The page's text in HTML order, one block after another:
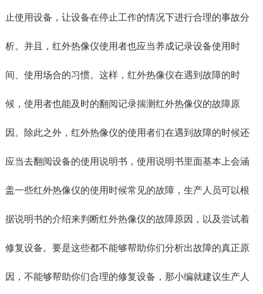
止使用设备，让设备在停止工作的情况下进行合理的事故分
析。并且，红外热像仪使用者也应当养成记录设备使用时
间、使用场合的习惯。这样，红外热像仪在遇到故障的时
候，使用者也能及时的翻阅记录揣测红外热像仪的故障原
因。除此之外，红外热像仪的使用者们在遇到故障的时候还
应当去翻阅设备的使用说明书，使用说明书里面基本上会涵
盖一些红外热像仪的使用时候常见的故障，生产人员可以根
据说明书的介绍来判断红外热像仪的故障原因，以及尝试着
修复设备。要是这些都不能够帮助你们分析出故障的真正原
因，不能够帮助你们合理的修复设备，那小编就建议生产人